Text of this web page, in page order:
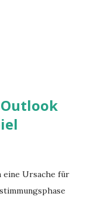
eine Ursache für